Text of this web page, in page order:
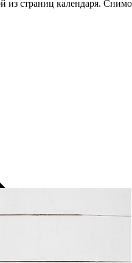
страниц календаря.